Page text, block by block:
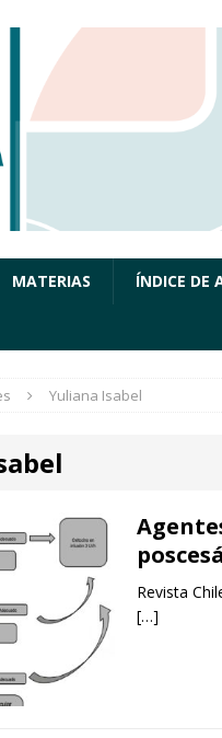
MATERIAS ÍNDICE DE
Yuliana Isabel
Revista
[…]